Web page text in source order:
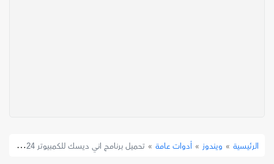
الرئيسية » ويندوز » أدوات عامة » تحميل برنامج اني ديسك للكمبيوتر 2024 AnyDesk مجانا